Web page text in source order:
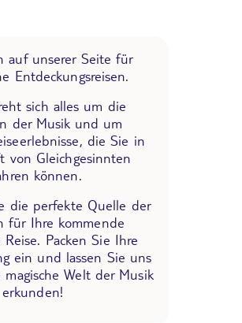
auf unserer Seite für
Entdeckungsreisen.
sich alles um die
der Musik und um
die Sie in
von Gleichgesinnten
können.
die perfekte Quelle der
für Ihre kommende
Reise. Packen Sie Ihre
ein und lassen Sie uns
magische Welt der Musik
erkunden!